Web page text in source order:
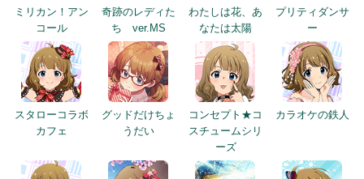
ミリカン！アン
コール
奇跡のレディた
ち ver.MS
わたしは花、あ
なたは太陽
プリティダンサ
ー
スタローコラボ
カフェ
グッドだけちょ
うだい
コンセプト★コ
スチュームシリ
ーズ
カラオケの鉄人